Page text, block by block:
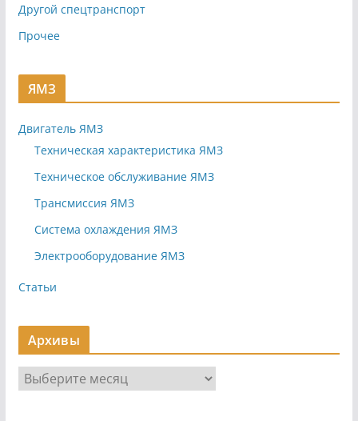
Другой спецтранспорт
Прочее
ЯМЗ
Двигатель ЯМЗ
Техническая характеристика ЯМЗ
Техническое обслуживание ЯМЗ
Трансмиссия ЯМЗ
Система охлаждения ЯМЗ
Электрооборудование ЯМЗ
Статьи
Архивы
р